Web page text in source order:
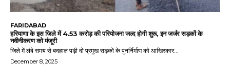
FARIDABAD
हरियाणा के इस जिले में 4.53 करोड़ की परियोजना जल्द होगी शुरू, इन जर्जर सड़कों के
नवीनीकरण को मंजूरी
जिले में लंबे समय से बदहाल पड़ी दो प्रमुख सड़कों के पुनर्निर्माण को आखिरकार...
December 8, 2025